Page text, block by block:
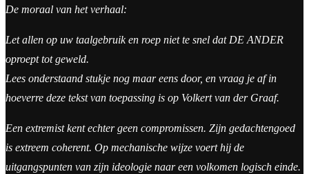
De moraal van het verhaal:
Let allen op uw taalgebruik en roep niet te snel dat DE ANDER
oproept tot geweld.
Lees onderstaand stukje nog maar eens door, en vraag je af in
hoeverre deze tekst van toepassing is op Volkert van der Graaf.
Een extremist kent echter geen compromissen. Zijn gedachtengoed
is extreem coherent. Op mechanische wijze voert hij de
uitgangspunten van zijn ideologie naar een volkomen logisch einde.